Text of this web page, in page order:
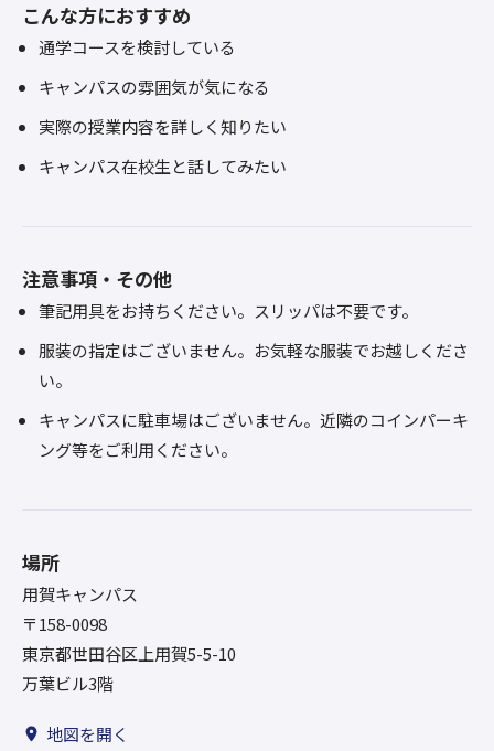
こんな方におすすめ
通学コースを検討している
キャンパスの雰囲気が気になる
実際の授業内容を詳しく知りたい
キャンパス在校生と話してみたい
注意事項・その他
筆記用具をお持ちください。スリッパは不要です。
服装の指定はございません。お気軽な服装でお越しくださ
い。
キャンパスに駐車場はございません。近隣のコインパーキ
ング等をご利用ください。
場所
用賀キャンパス
〒158-0098
東京都世田谷区上用賀5-5-10
万葉ビル3階
地図を開く